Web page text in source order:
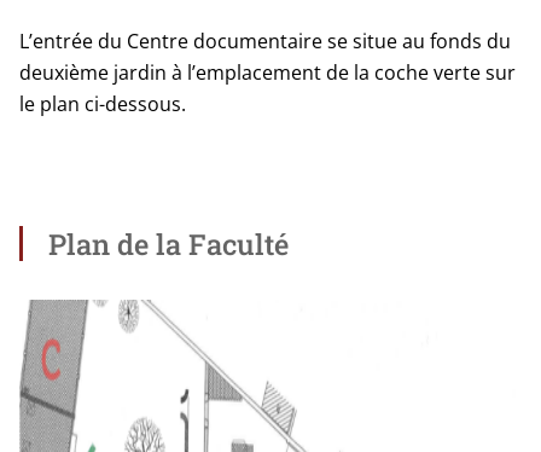
L’entrée du Centre docu­men­taire se situe au fonds du
deuxième jar­din à l’emplacement de la coche verte sur
le plan ci-dessous.
Plan de la Faculté